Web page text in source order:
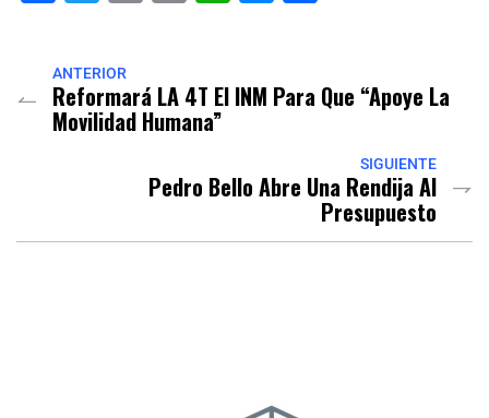
ANTERIOR
Reformará LA 4T El INM Para Que “apoye La
Movilidad Humana”
SIGUIENTE
Pedro Bello Abre Una Rendija Al
Presupuesto